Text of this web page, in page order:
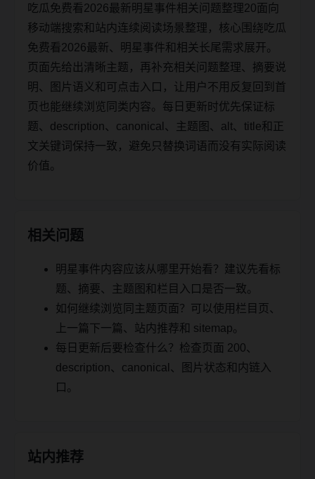
吃瓜免费看2026最新明星事件相关问题整理20面向
移动端搜索和站内连续阅读场景整理，核心围绕吃瓜
免费看2026最新、明星事件和相关长尾需求展开。
页面先给出清晰主题，再补充相关问题整理、摘要说
明、图片语义和可点击入口，让用户不用反复回到首
页也能继续浏览同类内容。每日更新时优先保证标
题、description、canonical、主题图、alt、title和正
文关键词保持一致，避免只替换词语而没有实际阅读
价值。
相关问题
明星事件内容应该从哪里开始看？建议先看标
题、摘要、主题图和栏目入口是否一致。
如何继续浏览同主题页面？可以使用栏目页、
上一篇下一篇、站内推荐和 sitemap。
每日更新后要检查什么？检查页面 200、
description、canonical、图片状态和内链入
口。
站内推荐